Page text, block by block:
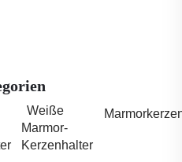
Weiße
Marmor-
Kerzenhalter